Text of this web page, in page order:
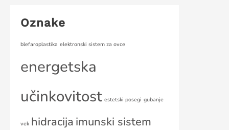
Oznake
blefaroplastika elektronski sistem za ovce
energetska
učinkovitost estetski posegi gubanje
vek hidracija imunski sistem